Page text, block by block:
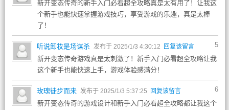
新开变态传奇的新手入门必看超全攻略真是太有用了！让我这
个新手也能快速掌握游戏技巧，享受游戏的乐趣，真是太棒
了！
5
听说卸妆是场谋杀 发布于 2025/1/3 4:30:12 回复该留言
新开变态传奇游戏真是太刺激了！新手入门必看超全攻略让我
这个新手也能快速上手，游戏体验感满分！
6
玫瑰徒步而来 发布于 2025/1/3 5:37:25 回复该留言
新开变态传奇的游戏设计和新手入门必看超全攻略都让我这个